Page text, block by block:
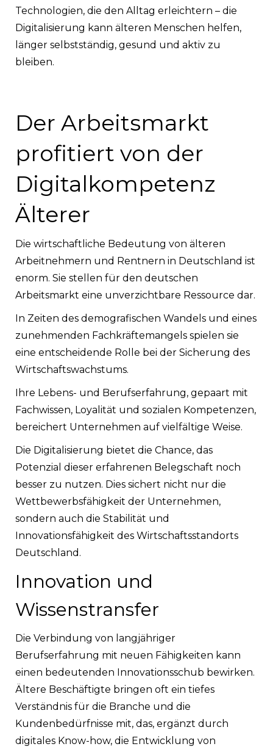
Technologien, die den Alltag erleichtern – die
Digitalisierung kann älteren Menschen helfen,
länger selbstständig, gesund und aktiv zu
bleiben.
Der Arbeitsmarkt
profitiert von der
Digitalkompetenz
Älterer
Die wirtschaftliche Bedeutung von älteren
Arbeitnehmern und Rentnern in Deutschland ist
enorm. Sie stellen für den deutschen
Arbeitsmarkt eine unverzichtbare Ressource dar.
In Zeiten des demografischen Wandels und eines
zunehmenden Fachkräftemangels spielen sie
eine entscheidende Rolle bei der Sicherung des
Wirtschaftswachstums.
Ihre Lebens- und Berufserfahrung, gepaart mit
Fachwissen, Loyalität und sozialen Kompetenzen,
bereichert Unternehmen auf vielfältige Weise.
Die Digitalisierung bietet die Chance, das
Potenzial dieser erfahrenen Belegschaft noch
besser zu nutzen. Dies sichert nicht nur die
Wettbewerbsfähigkeit der Unternehmen,
sondern auch die Stabilität und
Innovationsfähigkeit des Wirtschaftsstandorts
Deutschland.
Innovation und
Wissenstransfer
Die Verbindung von langjähriger
Berufserfahrung mit neuen Fähigkeiten kann
einen bedeutenden Innovationsschub bewirken.
Ältere Beschäftigte bringen oft ein tiefes
Verständnis für die Branche und die
Kundenbedürfnisse mit, das, ergänzt durch
digitales Know-how, die Entwicklung von